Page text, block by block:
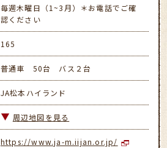
毎週木曜日（1~3月）＊お電話でご確
認ください
165
普通車 50台 バス２台
JA松本ハイランド
周辺地図を見る
https://www.ja-m.iijan.or.jp/